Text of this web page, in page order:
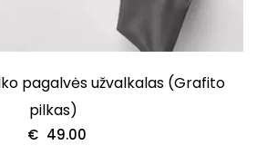
pagalvės užvalkalas (Grafito
pilkas)
€ 49.00